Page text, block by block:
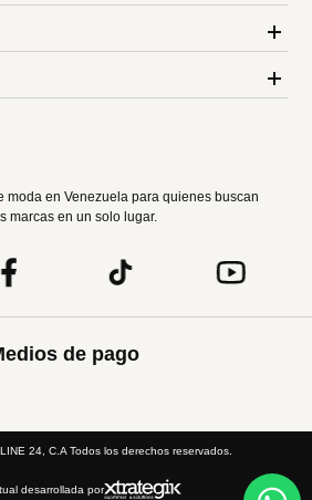
moda en Venezuela para quienes buscan
marcas en un solo lugar.
de pago
24, C.A Todos los derechos reservados.
desarrollada por